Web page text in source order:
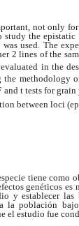
not only
study the epistatic
was used. The
2 lines of the
in the
the methodology
t tests for
between loci
tiene como
genéticos es
y establecer las
la población
el estudio fue